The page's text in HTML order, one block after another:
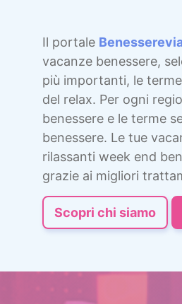
Il portale
vacanze benessere,
più importanti, le
del relax. Per ogni
benessere e le terme
benessere. Le tue
rilassanti week end
grazie ai migliori
Scopri chi siamo